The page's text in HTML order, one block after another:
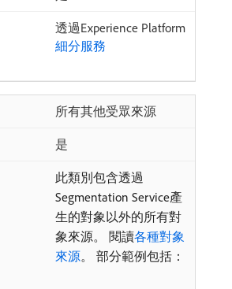
透過Experience Platform
細分服務
所有其他受眾來源
是
此類別包含透過
Segmentation Service產
生的對象以外的所有對
象來源。 閱讀各種對象
來源。 部分範例包括：